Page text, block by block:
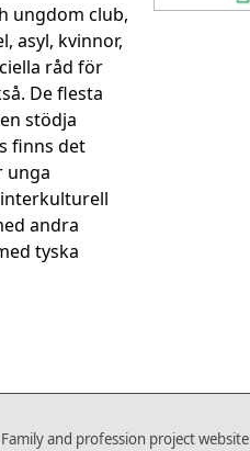
ungdom club,
asyl, kvinnor,
råd för
De flesta
stödja
finns det
unga
andra
tyska
Family and profession project website